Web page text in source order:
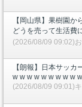
【岡山県】果樹園
どうを売って生活費
(2026/08/09 09:02)
【朗報】日本サッ
w w w w w w w w w
(2026/08/09 09:01)